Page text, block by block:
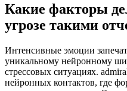
Какие факторы
угрозе такими
Интенсивные эмоции
уникальному нейронному
стрессовых ситуациях.
нейронных контактов, где